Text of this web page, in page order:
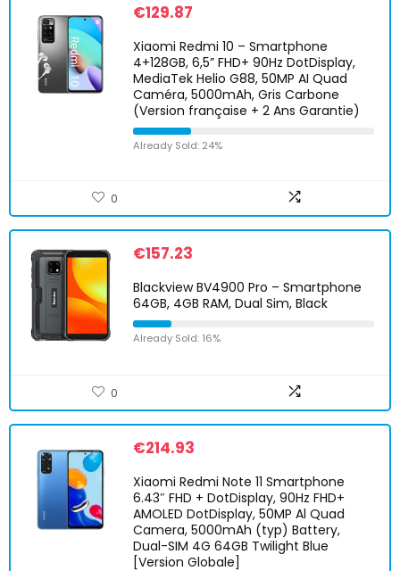
€129.87
Xiaomi Redmi 10 – Smartphone
4+128GB, 6,5” FHD+ 90Hz DotDisplay,
MediaTek Helio G88, 50MP AI Quad
Caméra, 5000mAh, Gris Carbone
(Version française + 2 Ans Garantie)
Already Sold: 24%
0
€157.23
Blackview BV4900 Pro – Smartphone
64GB, 4GB RAM, Dual Sim, Black
Already Sold: 16%
0
€214.93
Xiaomi Redmi Note 11 Smartphone
6.43″ FHD + DotDisplay, 90Hz FHD+
AMOLED DotDisplay, 50MP Al Quad
Camera, 5000mAh (typ) Battery,
Dual-SIM 4G 64GB Twilight Blue
[Version Globale]